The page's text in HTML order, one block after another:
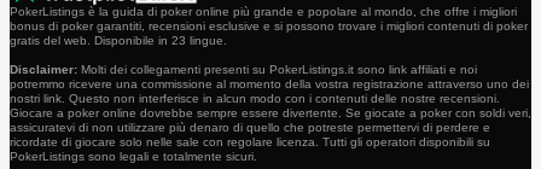
PokerListings è la guida di poker online più grande e popolare al mondo, che offre i migliori
bonus di poker garantiti, recensioni esclusive e si possono trovare i migliori contenuti di poker
gratis del web. Disponibile in 23 lingue.
Disclaimer: Molti dei collegamenti presenti su PokerListings.it sono link affiliati e noi
potremmo ricevere una commissione al momento della vostra registrazione attraverso uno dei
nostri link. Questo non interferisce in alcun modo con i contenuti delle nostre recensioni.
Giocare a poker online dovrebbe sempre essere divertente. Se giocate a poker con soldi veri,
assicuratevi di non utilizzare più denaro di quello che potreste permettervi di perdere e
ricordate di giocare solo nelle sale con regolare licenza. Tutti gli operatori disponibili su
PokerListings sono legali e totalmente sicuri.